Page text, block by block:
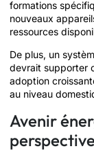
formations
nouveaux
ressources
De plus, un
devrait supporter
adoption
au niveau
Avenir